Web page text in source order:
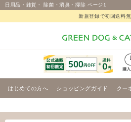
日用品・雑貨・ 除菌・消臭・掃除 ページ1
新規登録で初回送料
購
はじめての方へ ショッピングガイド クー